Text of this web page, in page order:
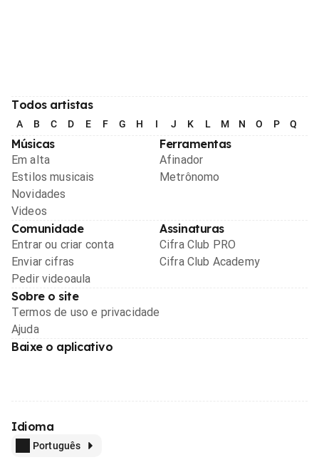
Todos artistas
A B C D E F G H I J K L M N O P Q
Músicas
Em alta
Estilos musicais
Novidades
Videos
Ferramentas
Afinador
Metrônomo
Comunidade
Entrar ou criar conta
Enviar cifras
Pedir videoaula
Assinaturas
Cifra Club PRO
Cifra Club Academy
Sobre o site
Termos de uso e privacidade
Ajuda
Baixe o aplicativo
Idioma
Português